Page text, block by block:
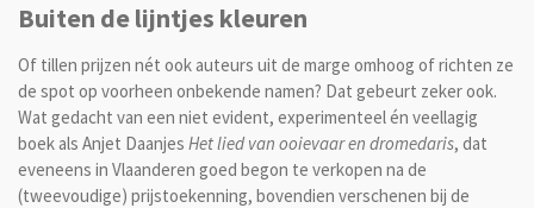
Buiten de lijntjes kleuren
Of tillen prijzen nét ook auteurs uit de marge omhoog of richten ze
de spot op voorheen onbekende namen? Dat gebeurt zeker ook.
Wat gedacht van een niet evident, experimenteel én veellagig
boek als Anjet Daanjes Het lied van ooievaar en dromedaris, dat
eveneens in Vlaanderen goed begon te verkopen na de
(tweevoudige) prijstoekenning, bovendien verschenen bij de